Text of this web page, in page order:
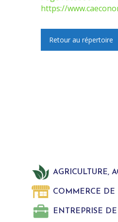
https://
Retour au répertoire
AGRICULTURE,
COMMERCE DE
ENTREPRISE